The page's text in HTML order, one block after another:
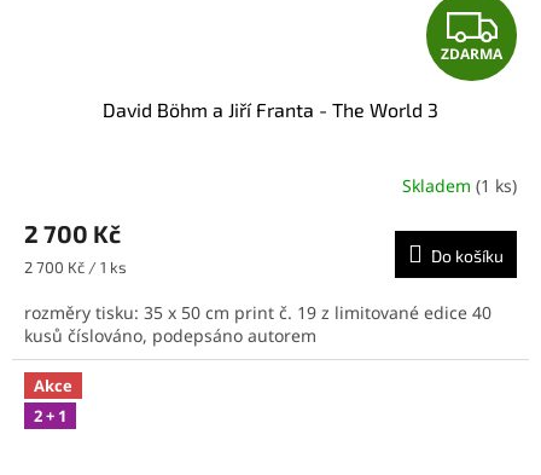
Z
D
R
M
A
ZDARMA
David Böhm a Jiří Franta - The World 3
Skladem (1 ks)
2 700 Kč
Měrná
2 700 Kč / 1 ks
Do košíku
rozměry tisku: 35 x 50 cm print č. 19 z limitované edice 40
kusů číslováno, podepsáno autorem
Akce
2 + 1